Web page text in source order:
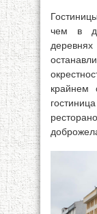
чем в
крайнем